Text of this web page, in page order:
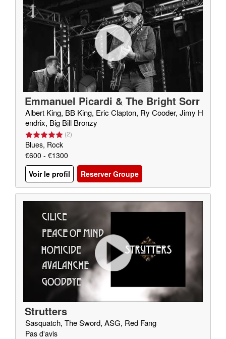
Emmanuel Picardi & The Bright Sorr
ow
Albert King, BB King, Eric Clapton, Ry Cooder, Jimy H
endrix, Big Bill Bronzy
(2)
Blues, Rock
€600 - €1300
Voir le profil
Reserver Groupe
Strutters
Sasquatch, The Sword, ASG, Red Fang
Pas d'avis